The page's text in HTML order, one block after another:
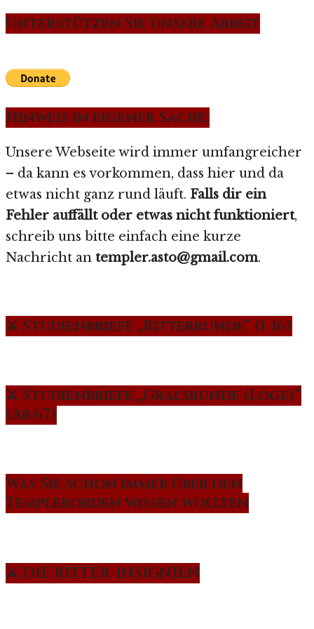
Unterstützen Sie unsere Arbeit
Hinweis in eigener Sache:
Unsere Webseite wird immer umfangreicher
– da kann es vorkommen, dass hier und da
etwas nicht ganz rund läuft. Falls dir ein
Fehler auffällt oder etwas nicht funktioniert,
schreib uns bitte einfach eine kurze
Nachricht an templer.asto@gmail.com.
⚔️ Studienbriefe „Ritterrunde“ (1-16)
⚔️ Studienbriefe „Gralsrunde (Loge)“
(Ab 67)
Was Sie schon immer über den
Templerorden wissen wollten
⚔️ DIE RITTER-INSIGNIEN